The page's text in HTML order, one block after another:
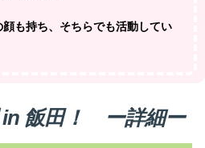
も持ち、そちらでも活動してい
in 飯田！ ー詳細ー